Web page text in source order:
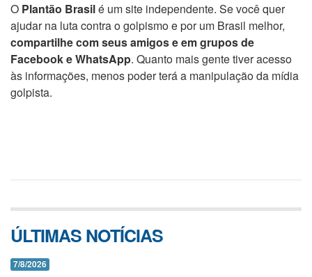
O Plantão Brasilé um site independente. Se você quer
ajudar na luta contra o golpismo e por um Brasil melhor,
compartilhe com seus amigos e em grupos de
Facebook e WhatsApp. Quanto mais gente tiver acesso
às informações, menos poder terá a manipulação da mídia
golpista.
ÚLTIMAS NOTÍCIAS
7/8/2026